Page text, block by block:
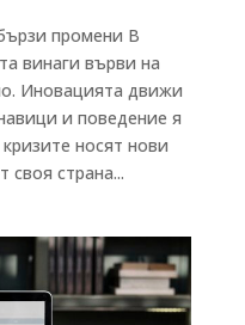
промени В
винаги върви на
Иновацията движи
и поведение я
носят нови
своя страна...